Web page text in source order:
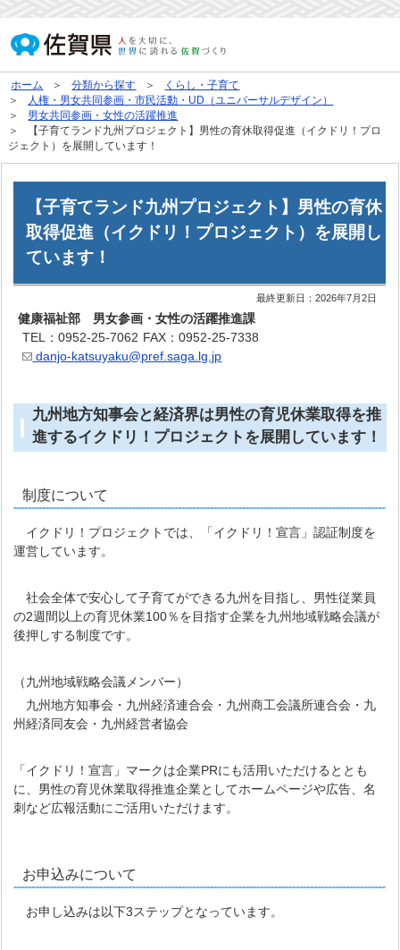
ホーム 分類から探す
くらし・子育て
人権・男女共同参画・市民活動・UD（ユニバーサルデザイン）
男女共同参画・女性の活躍推進
【子育てランド九州プロジェクト】男性の育休取得促進（イクドリ！プロ
ジェクト）を展開しています！
【子育てランド九州プロジェクト】男性の育休
取得促進（イクドリ！プロジェクト）を展開し
ています！
最終更新日：2026年7月2日
健康福祉部 男女参画・女性の活躍推進課
TEL：0952-25-7062 FAX：0952-25-7338
danjo-katsuyaku@pref.saga.lg.jp
九州地方知事会と経済界は男性の育児休業取得を推
進するイクドリ！プロジェクトを展開しています！
制度について
イクドリ！プロジェクトでは、「イクドリ！宣言」認証制度を
運営しています。
社会全体で安心して子育てができる九州を目指し、男性従業員
の2週間以上の育児休業100％を目指す企業を九州地域戦略会議が
後押しする制度です。
（九州地域戦略会議メンバー）
九州地方知事会・九州経済連合会・九州商工会議所連合会・九
州経済同友会・九州経営者協会
「イクドリ！宣言」マークは企業PRにも活用いただけるととも
に、男性の育児休業取得推進企業としてホームページや広告、名
刺など広報活動にご活用いただけます。
お申込みについて
お申し込みは以下3ステップとなっています。